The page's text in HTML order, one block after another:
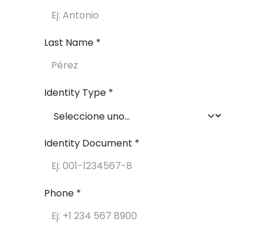
Last Name *
Identity Type *
Identity Document *
Phone *